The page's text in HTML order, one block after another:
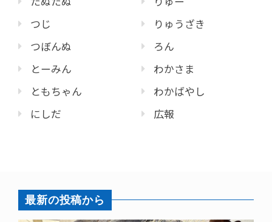
つじ
つぼんぬ
とーみん
ともちゃん
にしだ
りゅうざき
ろん
わかさま
わかばやし
広報
最新の投稿から